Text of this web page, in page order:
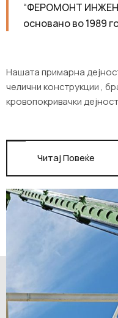
“ФЕРОМОНТ
основано во 1989
Нашата примарна
челични конструкции ,
кровопокривачки
Читај Повеќе